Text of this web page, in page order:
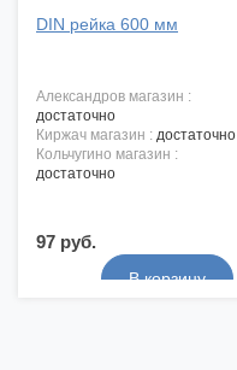
DIN рейка 600 мм
александров магазин :
достаточно
киржач магазин : достаточно
кольчугино магазин :
достаточно
97 руб.